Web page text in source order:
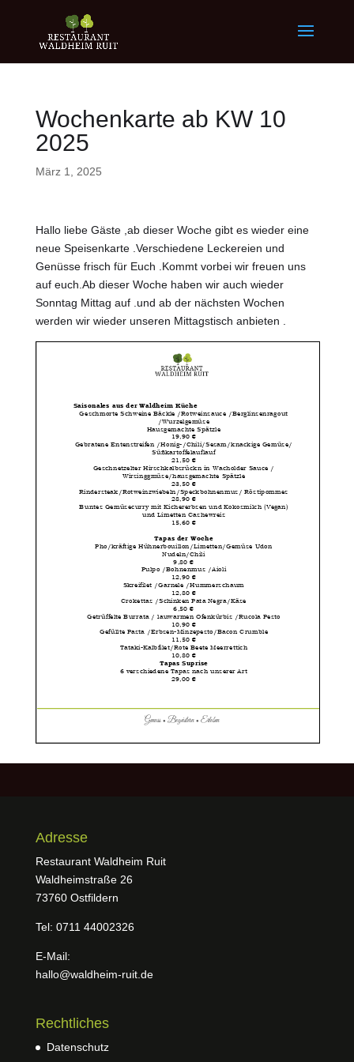
Wochenkarte ab KW 10
2025
März 1, 2025
Hallo liebe Gäste ,ab dieser Woche gibt es wieder eine
neue Speisenkarte .Verschiedene Leckereien und
Genüsse frisch für Euch .Kommt vorbei wir freuen uns
auf euch.Ab dieser Woche haben wir auch wieder
Sonntag Mittag auf .und ab der nächsten Wochen
werden wir wieder unseren Mittagstisch anbieten .
Adresse
Restaurant Waldheim Ruit
Waldheimstraße 26
73760 Ostfildern
Tel: 0711 44002326
E-Mail:
hallo@waldheim-ruit.de
Rechtliches
Datenschutz